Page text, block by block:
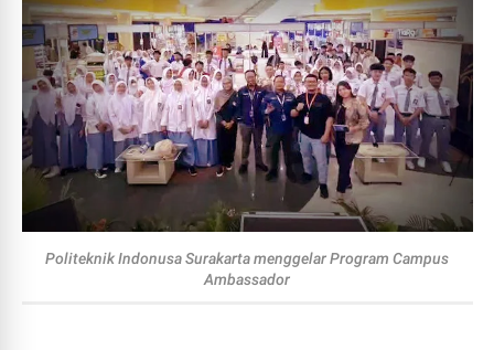
Politeknik Indonusa Surakarta menggelar Program Campus
Ambassador